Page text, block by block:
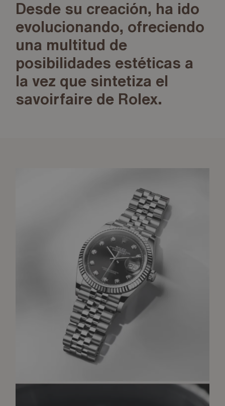
Desde su creación, ha ido
evolucionando, ofreciendo
una multitud de
posibilidades estéticas a
la vez que sintetiza el
savoirfaire de Rolex.